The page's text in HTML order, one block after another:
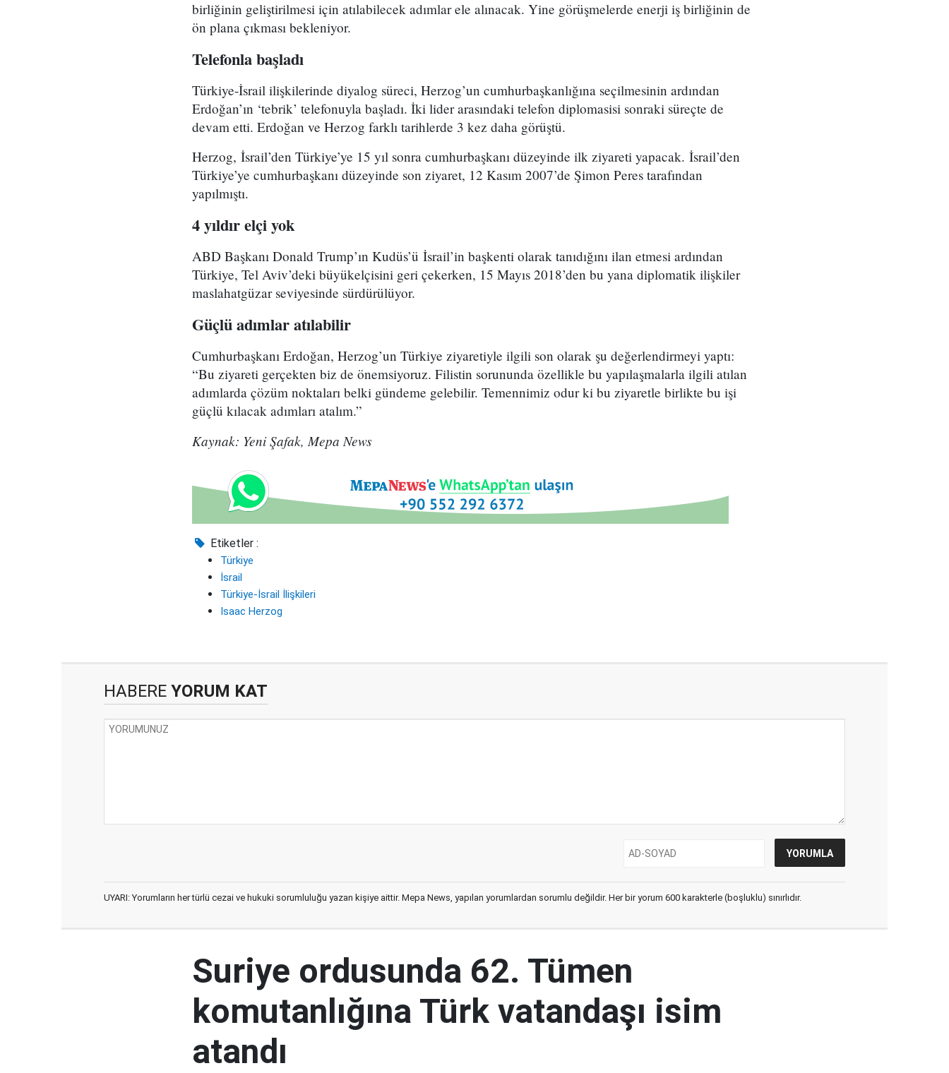
birliğinin geliştirilmesi için atılabilecek adımlar ele alınacak. Yine görüşmelerde enerji iş birliğinin de
ön plana çıkması bekleniyor.
Telefonla başladı
Türkiye-İsrail ilişkilerinde diyalog süreci, Herzog’un cumhurbaşkanlığına seçilmesinin ardından
Erdoğan’ın ‘tebrik’ telefonuyla başladı. İki lider arasındaki telefon diplomasisi sonraki süreçte de
devam etti. Erdoğan ve Herzog farklı tarihlerde 3 kez daha görüştü.
Herzog, İsrail’den Türkiye’ye 15 yıl sonra cumhurbaşkanı düzeyinde ilk ziyareti yapacak. İsrail’den
Türkiye’ye cumhurbaşkanı düzeyinde son ziyaret, 12 Kasım 2007’de Şimon Peres tarafından
yapılmıştı.
4 yıldır elçi yok
ABD Başkanı Donald Trump’ın Kudüs’ü İsrail’in başkenti olarak tanıdığını ilan etmesi ardından
Türkiye, Tel Aviv’deki büyükelçisini geri çekerken, 15 Mayıs 2018’den bu yana diplomatik ilişkiler
maslahatgüzar seviyesinde sürdürülüyor.
Güçlü adımlar atılabilir
Cumhurbaşkanı Erdoğan, Herzog’un Türkiye ziyaretiyle ilgili son olarak şu değerlendirmeyi yaptı:
“Bu ziyareti gerçekten biz de önemsiyoruz. Filistin sorununda özellikle bu yapılaşmalarla ilgili atılan
adımlarda çözüm noktaları belki gündeme gelebilir. Temennimiz odur ki bu ziyaretle birlikte bu işi
güçlü kılacak adımları atalım.”
Kaynak: Yeni Şafak, Mepa News
Etiketler :
Türkiye
İsrail
Türkiye-İsrail İlişkileri
Isaac Herzog
HABERE YORUM KAT
UYARI: Yorumların her türlü cezai ve hukuki sorumluluğu yazan kişiye aittir. Mepa News, yapılan yorumlardan sorumlu değildir. Her bir yorum 600 karakterle (boşluklu) sınırlıdır.
Suriye ordusunda 62. Tümen
komutanlığına Türk vatandaşı isim
atandı